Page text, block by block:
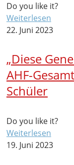
Do you like it?
Weiterlesen
22. Juni 2023
„Diese
AHF-
Schüler
Do you like it?
Weiterlesen
19. Juni 2023